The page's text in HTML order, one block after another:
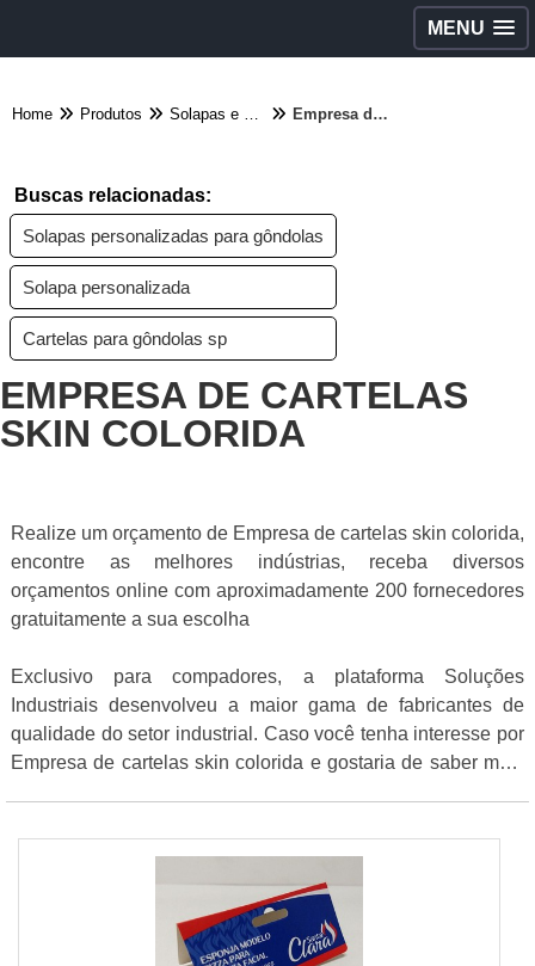
MENU
Home Produtos Solapas e cartelas - Categoria Empresa de cartelas skin colorida
Buscas relacionadas:
Solapas personalizadas para gôndolas
Solapa personalizada
Cartelas para gôndolas sp
EMPRESA DE CARTELAS
SKIN COLORIDA
Realize um orçamento de Empresa de cartelas skin colorida,
encontre as melhores indústrias, receba diversos
orçamentos online com aproximadamente 200 fornecedores
gratuitamente a sua escolha
Exclusivo para compadores, a plataforma Soluções
Industriais desenvolveu a maior gama de fabricantes de
qualidade do setor industrial. Caso você tenha interesse por
Empresa de cartelas skin colorida e gostaria de saber mais